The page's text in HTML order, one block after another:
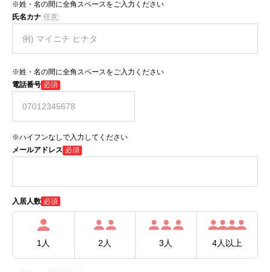
※姓・名の間に全角スペースをご入力ください
氏名カナ 任意
※姓・名の間に全角スペースをご入力ください
電話番号 必須
※ハイフンなしで入力してください
メールアドレス 必須
入居人数 必須
1人 2人 3人 4人以上